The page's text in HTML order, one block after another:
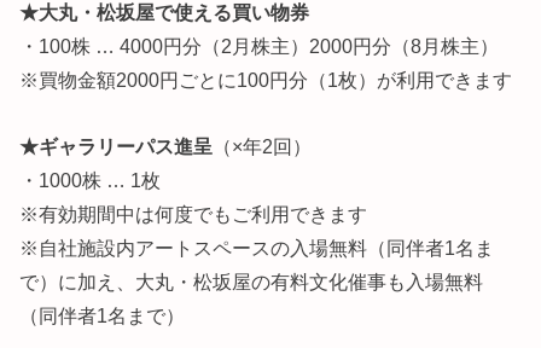
★大丸・松坂屋で使える買い物券
・100株 … 4000円分（2月株主）2000円分（8月株主）
※買物金額2000円ごとに100円分（1枚）が利用できます
★ギャラリーパス進呈 （×年2回）
・1000株 … 1枚
※有効期間中は何度でもご利用できます
※自社施設内アートスペースの入場無料（同伴者1名ま
で）に加え、大丸・松坂屋の有料文化催事も入場無料
（同伴者1名まで）